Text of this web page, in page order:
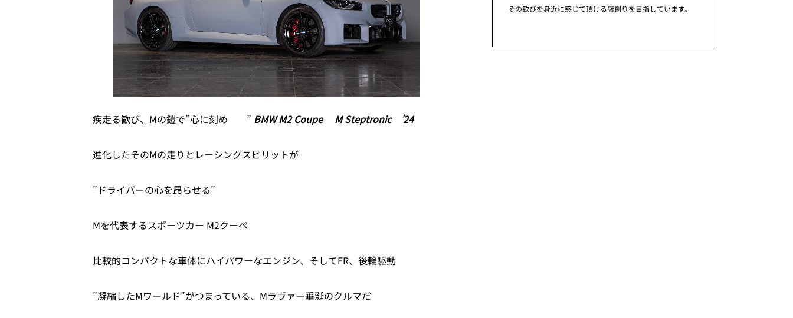
疾走る歓び、Mの鎧で”心に刻め ” BMW M2 Coupe M Steptronic ’24
進化したそのMの走りとレーシングスピリットが
”ドライバーの心を昂らせる”
Mを代表するスポーツカー M2クーペ
比較的コンパクトな車体にハイパワーなエンジン、そしてFR、後輪駆動
”凝縮したMワールド”がつまっている、Mラヴァー垂涎のクルマだ
その歓びを身近に感じて頂ける店創りを目指しています。